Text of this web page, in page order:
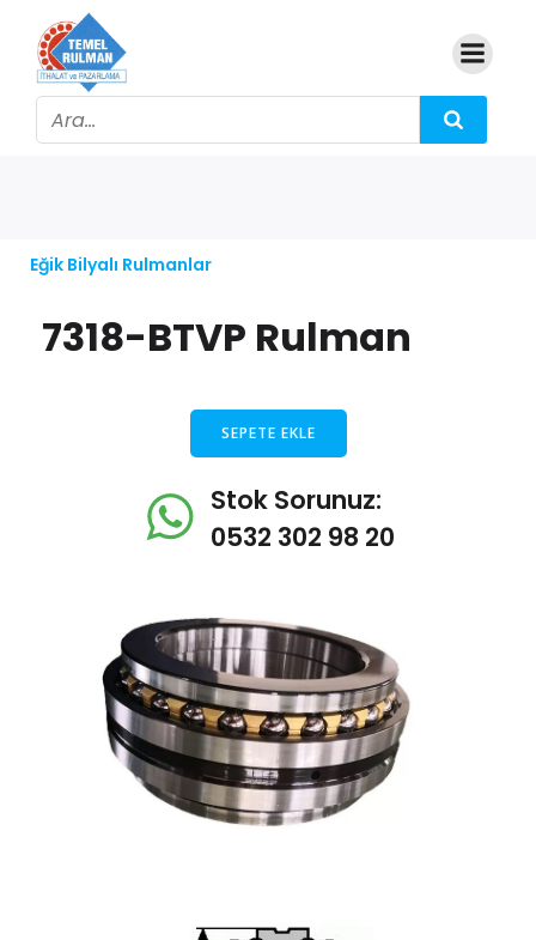
Eğik Bilyalı Rulmanlar
7318-BTVP Rulman
SEPETE EKLE
Stok Sorunuz:
0532 302 98 20